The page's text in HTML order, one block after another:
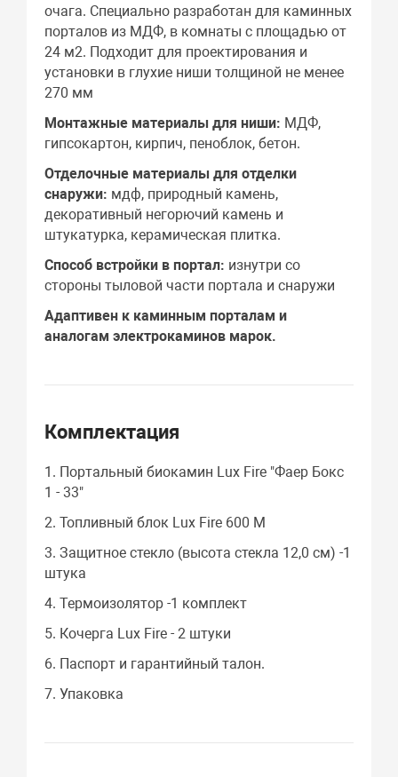
очага. Специально разработан для каминных
порталов из МДФ, в комнаты с площадью от
24 м2. Подходит для проектирования и
установки в глухие ниши толщиной не менее
270 мм
Монтажные материалы для ниши: МДФ,
гипсокартон, кирпич, пеноблок, бетон.
Отделочные материалы для отделки
снаружи: мдф, природный камень,
декоративный негорючий камень и
штукатурка, керамическая плитка.
Способ встройки в портал: изнутри со
стороны тыловой части портала и снаружи
Адаптивен к каминным порталам и
аналогам электрокаминов марок.
Комплектация
1. Портальный биокамин Lux Fire "Фаер Бокс
1 - 33"
2. Топливный блок Lux Fire 600 M
3. Защитное стекло (высота стекла 12,0 см) -1
штука
4. Термоизолятор -1 комплект
5. Кочерга Lux Fire - 2 штуки
6. Паспорт и гарантийный талон.
7. Упаковка